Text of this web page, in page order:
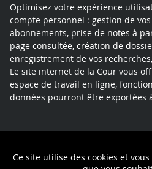
Ce site utilise des cookies et
Optimisez votre expérience
compte personnel : gestion de
abonnements, prise de notes à
page consultée, création de
enregistrement de vos
Le site internet de la Cour vous
espace de travail en ligne,
données pourront être exportées
Politique de